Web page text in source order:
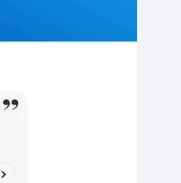
на эту биржу, и специалисты